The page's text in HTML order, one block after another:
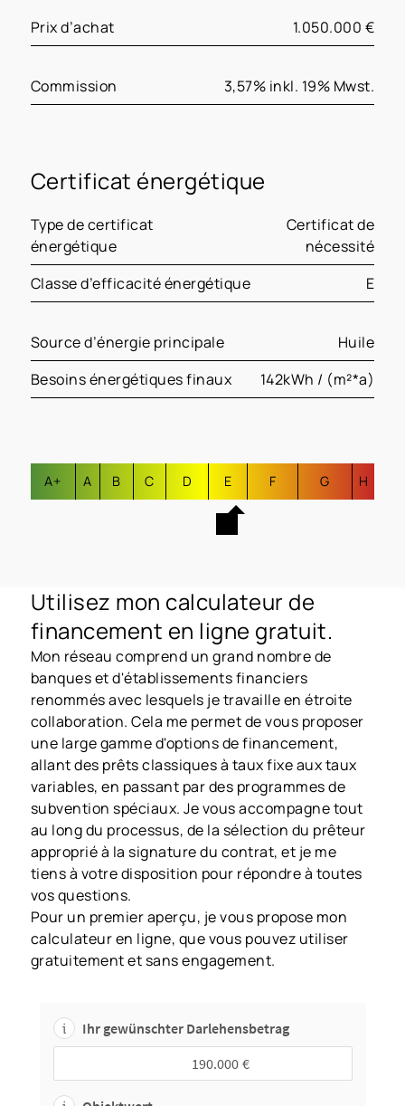
Prix d’achat 1.050.000 €
Commission 3,57% inkl. 19% Mwst.
Certificat énergétique
Type de certificat
énergétique
Certificat de
nécessité
Classe d’efficacité énergétique
E
Source d’énergie principale
Huile
Besoins énergétiques finaux
142kWh / (m²*a)
A+ A B C D E F G H
Utilisez mon calculateur de
financement en ligne gratuit.
Mon réseau comprend un grand nombre de
banques et d'établissements financiers
renommés avec lesquels je travaille en étroite
collaboration. Cela me permet de vous proposer
une large gamme d'options de financement,
allant des prêts classiques à taux fixe aux taux
variables, en passant par des programmes de
subvention spéciaux. Je vous accompagne tout
au long du processus, de la sélection du prêteur
approprié à la signature du contrat, et je me
tiens à votre disposition pour répondre à toutes
vos questions.
Pour un premier aperçu, je vous propose mon
calculateur en ligne, que vous pouvez utiliser
gratuitement et sans engagement.